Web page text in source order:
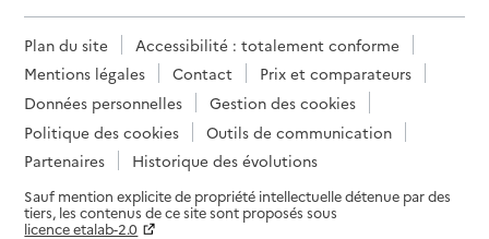
Plan du site
Accessibilité : totalement conforme
Mentions légales
Contact
Prix et comparateurs
Données personnelles
Gestion des cookies
Politique des cookies
Outils de communication
Partenaires
Historique des évolutions
Sauf mention explicite de propriété intellectuelle détenue par des
tiers, les contenus de ce site sont proposés sous
licence etalab-2.0